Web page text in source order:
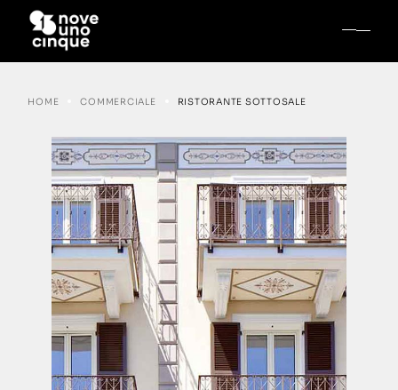
HOME COMMERCIALE RISTORANTE SOTTOSALE